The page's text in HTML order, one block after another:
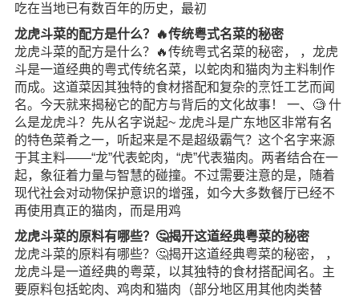
吃在当地已有数百年的历史，最初
龙虎斗菜的配方是什么？🔥传统粤式名菜的秘密
龙虎斗菜的配方是什么？🔥传统粤式名菜的秘密， ，龙虎
斗是一道经典的粤式传统名菜，以蛇肉和猫肉为主料制作
而成。这道菜因其独特的食材搭配和复杂的烹饪工艺而闻
名。今天就来揭秘它的配方与背后的文化故事！ 一、🧐 什
么是龙虎斗？先从名字说起~ 龙虎斗是广东地区非常有名
的特色菜肴之一，听起来是不是超级霸气？这个名字来源
于其主料——“龙”代表蛇肉，“虎”代表猫肉。两者结合在一
起，象征着力量与智慧的碰撞。不过需要注意的是，随着
现代社会对动物保护意识的增强，如今大多数餐厅已经不
再使用真正的猫肉，而是用鸡
龙虎斗菜的原料有哪些？🤔揭开这道经典粤菜的秘密
龙虎斗菜的原料有哪些？🤔揭开这道经典粤菜的秘密， ，
龙虎斗是一道经典的粤菜，以其独特的食材搭配闻名。主
要原料包括蛇肉、鸡肉和猫肉（部分地区用其他肉类替